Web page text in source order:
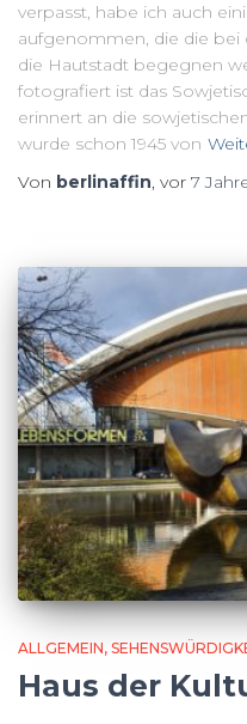
verpasst, habe ich auch
aufgenommen, die die
die Hautstadt begegnen
fotografiert ist das
erinnert an die
wurde schon 1945 von
Von berlinaffin, vor 7
ALLGEMEIN
Haus der